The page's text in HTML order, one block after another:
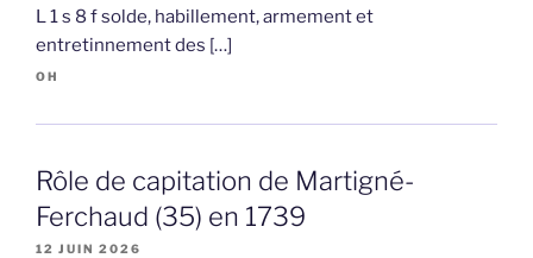
L 1 s 8 f solde, habillement, armement et
entretinnement des […]
OH
Rôle de capitation de Martigné-
Ferchaud (35) en 1739
12 JUIN 2026